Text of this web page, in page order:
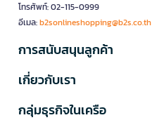
โทรศัพท์: 02-115-0999
อีเมล:b2sonlineshopping@b2s.co.th
การสนับสนุนลูกค้า
เกี่ยวกับเรา
กลุ่มธุรกิจในเครือ